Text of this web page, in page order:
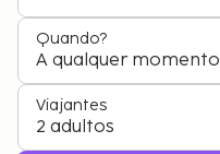
Quando?
A qualquer momento
Viajantes
2 adultos